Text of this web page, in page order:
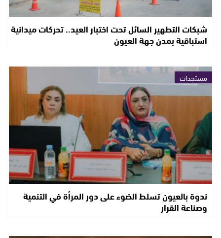
شبكات التطهير السائل تحت اختبار العيد.. تحركات ميدانية
استباقية بمدن جهة العيون
مستجدات
ندوة بالعيون تسلط الضوء على دور المرأة في التنمية
وصناعة القرار